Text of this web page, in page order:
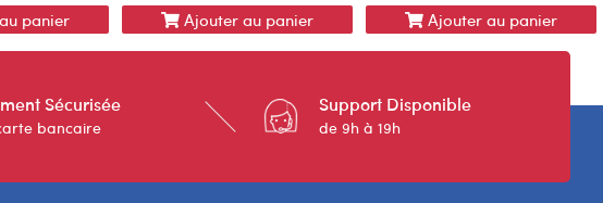
panier Ajouter au panier Ajouter au panier
Sécurisée
bancaire
Support Disponible
de 9h à 19h